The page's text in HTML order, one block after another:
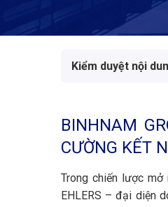
Kiểm duyệt nội
BINHNAM
CƯỜNG KẾT
Trong chiến lược mở
EHLERS – đại diện